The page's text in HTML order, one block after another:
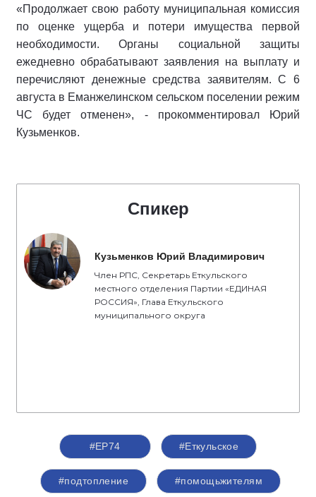
«Продолжает свою работу муниципальная комиссия
по оценке ущерба и потери имущества первой
необходимости. Органы социальной защиты
ежедневно обрабатывают заявления на выплату и
перечисляют денежные средства заявителям. С 6
августа в Еманжелинском сельском поселении режим
ЧС будет отменен», - прокомментировал Юрий
Кузьменков.
Спикер
Кузьменков Юрий Владимирович
Член РПС, Секретарь Еткульского
местного отделения Партии «ЕДИНАЯ
РОССИЯ», Глава Еткульского
муниципального округа
#ЕР74 #Еткульское
#подтопление #помощьжителям